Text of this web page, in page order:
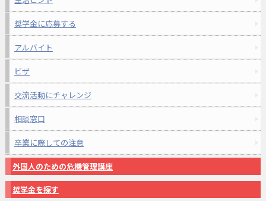
奨学金に応募する
アルバイト
ビザ
交流活動にチャレンジ
相談窓口
卒業に際しての注意
外国人のための危機管理講座
奨学金を探す